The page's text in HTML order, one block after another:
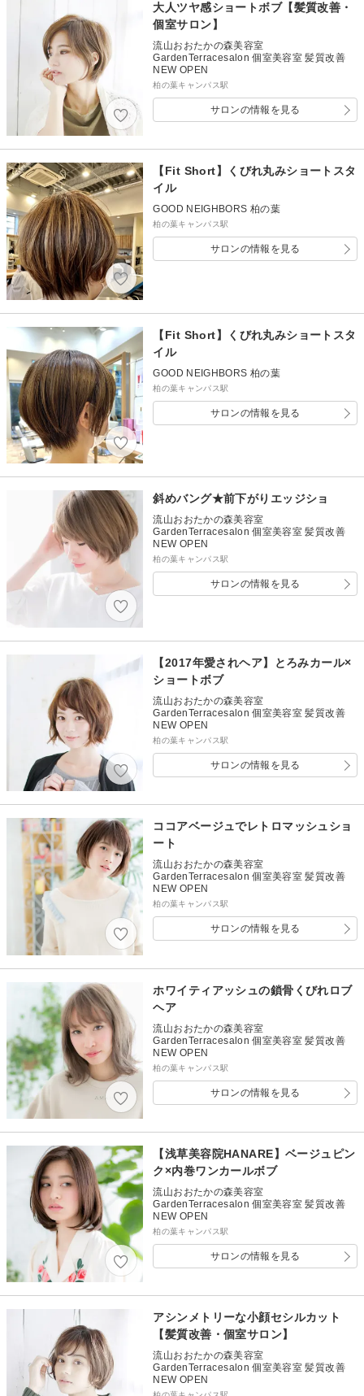
大人ツヤ感ショートボブ【髪質改善・
個室サロン】
流山おおたかの森美容室
GardenTerracesalon 個室美容室 髪質改善
NEW OPEN
柏の葉キャンパス駅
サロンの情報を見る
【Fit Short】くびれ丸みショートスタ
イル
GOOD NEIGHBORS 柏の葉
柏の葉キャンパス駅
サロンの情報を見る
【Fit Short】くびれ丸みショートスタ
イル
GOOD NEIGHBORS 柏の葉
柏の葉キャンパス駅
サロンの情報を見る
斜めバング★前下がりエッジショ
流山おおたかの森美容室
GardenTerracesalon 個室美容室 髪質改善
NEW OPEN
柏の葉キャンパス駅
サロンの情報を見る
【2017年愛されヘア】とろみカール×
ショートボブ
流山おおたかの森美容室
GardenTerracesalon 個室美容室 髪質改善
NEW OPEN
柏の葉キャンパス駅
サロンの情報を見る
ココアベージュでレトロマッシュショ
ート
流山おおたかの森美容室
GardenTerracesalon 個室美容室 髪質改善
NEW OPEN
柏の葉キャンパス駅
サロンの情報を見る
ホワイティアッシュの鎖骨くびれロブ
ヘア
流山おおたかの森美容室
GardenTerracesalon 個室美容室 髪質改善
NEW OPEN
柏の葉キャンパス駅
サロンの情報を見る
【浅草美容院HANARE】ベージュピン
ク×内巻ワンカールボブ
流山おおたかの森美容室
GardenTerracesalon 個室美容室 髪質改善
NEW OPEN
柏の葉キャンパス駅
サロンの情報を見る
アシンメトリーな小顔セシルカット
【髪質改善・個室サロン】
流山おおたかの森美容室
GardenTerracesalon 個室美容室 髪質改善
NEW OPEN